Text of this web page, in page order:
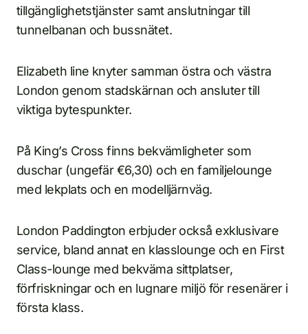
tillgänglighetstjänster samt anslutningar till
tunnelbanan och bussnätet.
Elizabeth line knyter samman östra och västra
London genom stadskärnan och ansluter till
viktiga bytespunkter.
På King’s Cross finns bekvämligheter som
duschar (ungefär €6,30) och en familjelounge
med lekplats och en modelljärnväg.
London Paddington erbjuder också exklusivare
service, bland annat en klasslounge och en First
Class-lounge med bekväma sittplatser,
förfriskningar och en lugnare miljö för resenärer i
första klass.